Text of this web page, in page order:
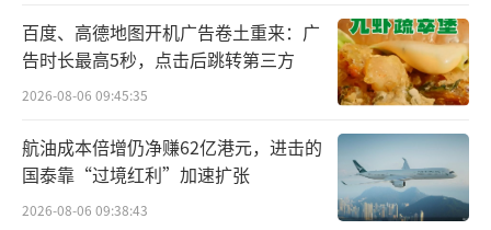
而家族企业的内部政治往往是接班过程中
的一大难题。股东与管理者、掌舵人与亲属之
间复杂的关系和利益冲突都可能影响企业的决
策效率和团队合作。所以，家族企业的二代接
班不仅仅是一次管理权的传承，更是对领导能
力、治理结构和市场适应能力的综合考验。
百度、高德地图开机广告卷土重来：广
告时长最高5秒，点击后跳转第三方
2026-08-06 09:45:35
航油成本倍增仍净赚62亿港元，进击的
国泰靠“过境红利”加速扩张
2026-08-06 09:38:43